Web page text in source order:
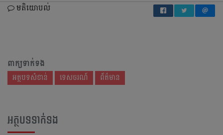
មតិយោបល់
ពាក្យទាក់ទង
អត្ថបទសំខាន់ ទេសចរណ៍ ព័ត៌មាន
អត្ថបទទាក់ទង